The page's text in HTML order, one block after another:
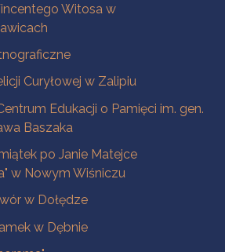
Witosa w
Curyłowej w Zalipiu
Edukacji o Pamięci im. gen.
Baszaka
po Janie Matejce
w Nowym Wiśniczu
w Dołędze
w Dębnie